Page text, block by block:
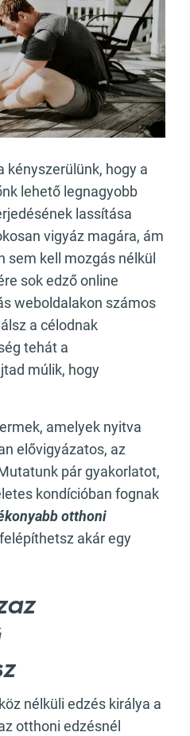
kényszerülünk, hogy a
lehető legnagyobb
lassítása
vigyáz magára, ám
kell mozgás nélkül
sok edző online
weboldalakon számos
a célodnak
tehát a
múlik, hogy
amelyek nyitva
elővigyázatos, az
pár gyakorlatot,
kondícióban fognak
otthoni
akár egy
nélküli edzés királya a
otthoni edzésnél